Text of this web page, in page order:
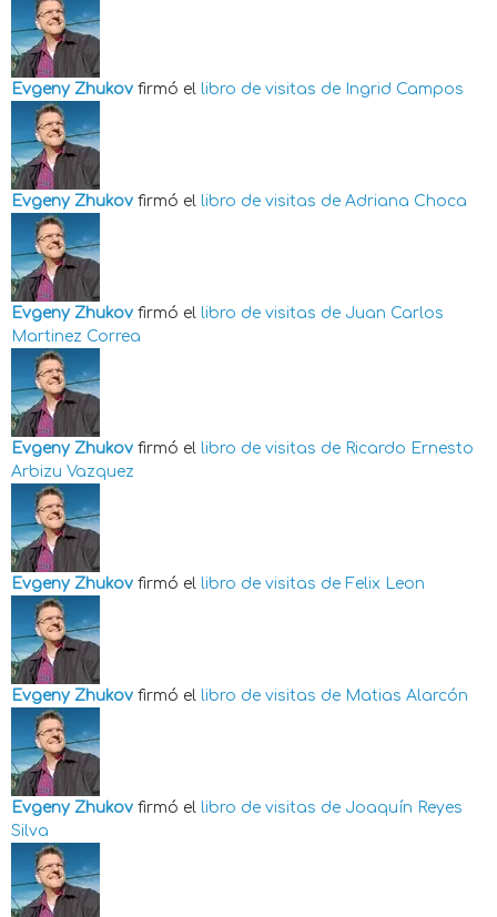
Evgeny Zhukov firmó el libro de visitas de Ingrid Campos
Evgeny Zhukov firmó el libro de visitas de Adriana Choca
Evgeny Zhukov firmó el libro de visitas de Juan Carlos
Martinez Correa
Evgeny Zhukov firmó el libro de visitas de Ricardo Ernesto
Arbizu Vazquez
Evgeny Zhukov firmó el libro de visitas de Felix Leon
Evgeny Zhukov firmó el libro de visitas de Matias Alarcón
Evgeny Zhukov firmó el libro de visitas de Joaquín Reyes
Silva